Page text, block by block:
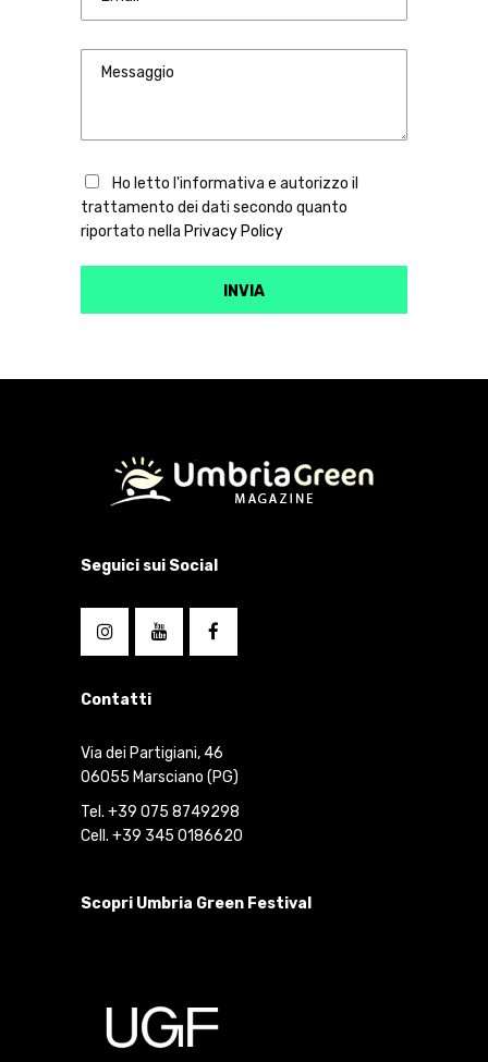
Ho letto l'informativa e autorizzo il
trattamento dei dati secondo quanto
riportato nella Privacy Policy
Seguici sui Social
Contatti
Via dei Partigiani, 46
06055 Marsciano (PG)
Tel. +39 075 8749298
Cell. +39 345 0186620
Scopri Umbria Green Festival